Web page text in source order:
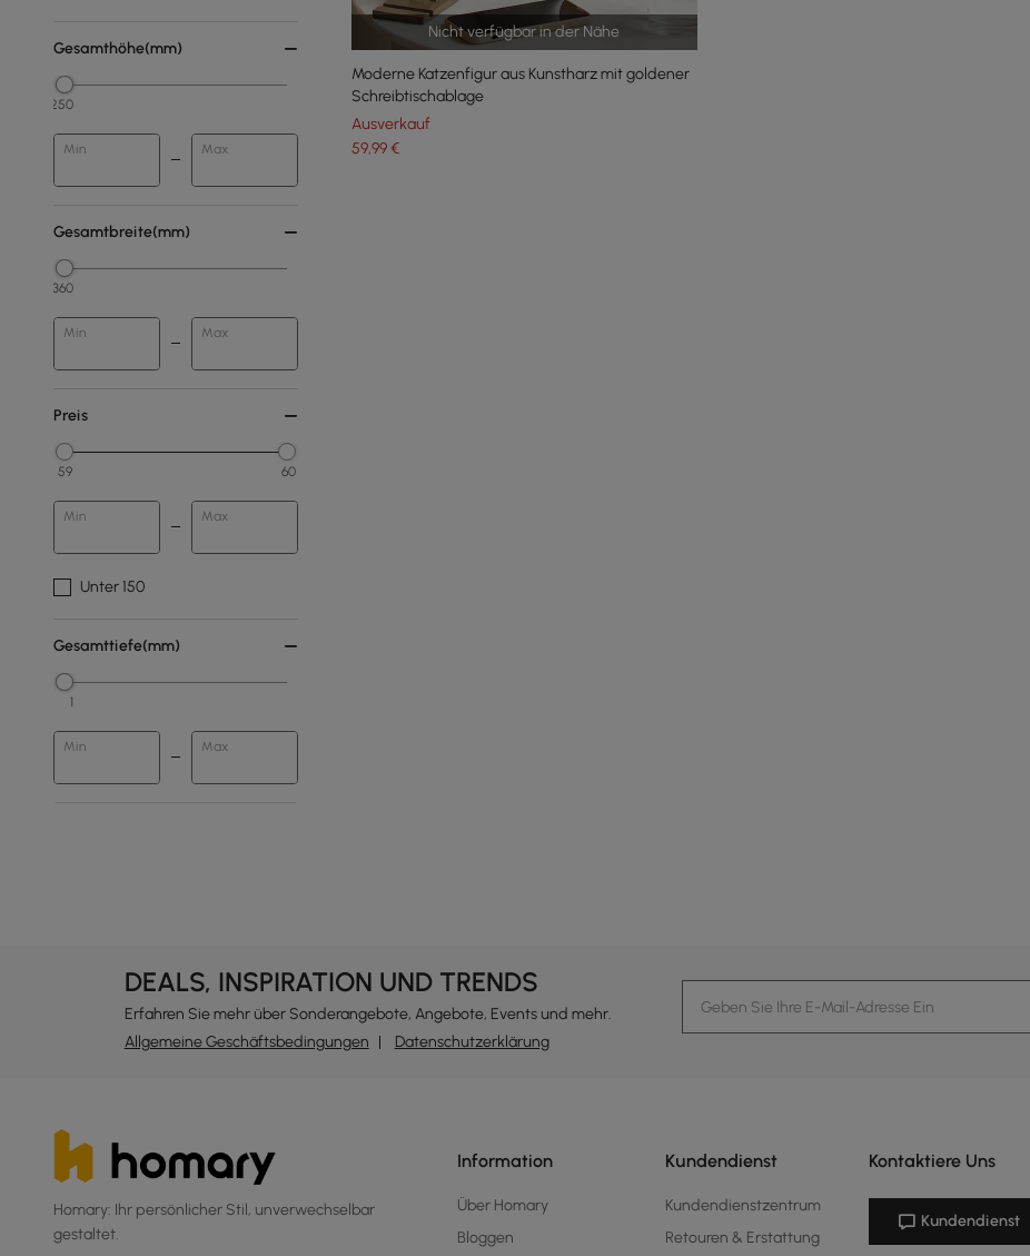
Gesamthöhe(mm)
250
Min Max
Gesamtbreite(mm)
360
Min Max
Preis
59 60
Min Max
Unter 150
Gesamttiefe(mm)
1
Min Max
Nicht verfügbar in der Nähe
Moderne Katzenfigur aus Kunstharz mit goldener
Schreibtischablage
Ausverkauf
59,99€
DEALS, INSPIRATION UND TRENDS
Erfahren Sie mehr über Sonderangebote, Angebote, Events und mehr.
Allgemeine Geschäftsbedingungen
Datenschutzerklärung
Homary: Ihr persönlicher Stil, unverwechselbar
gestaltet.
Information
Über Homary
Bloggen
Kundendienst
Kundendienstzentrum
Retouren & Erstattung
Kontaktiere Uns
Kundendienst